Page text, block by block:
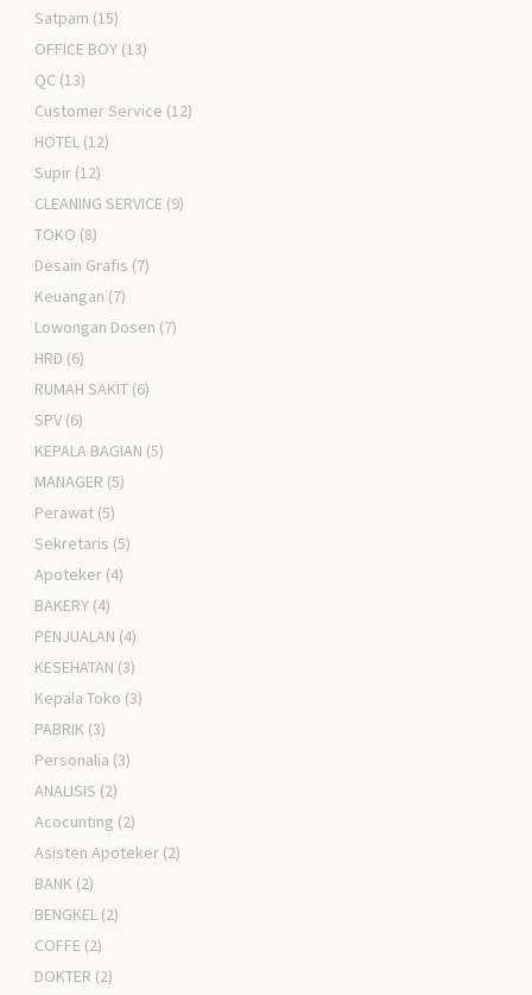
Satpam (15)
OFFICE BOY (13)
QC (13)
Customer Service (12)
HOTEL (12)
Supir (12)
CLEANING SERVICE (9)
TOKO (8)
Desain Grafis (7)
Keuangan (7)
Lowongan Dosen (7)
HRD (6)
RUMAH SAKIT (6)
SPV (6)
KEPALA BAGIAN (5)
MANAGER (5)
Perawat (5)
Sekretaris (5)
Apoteker (4)
BAKERY (4)
PENJUALAN (4)
KESEHATAN (3)
Kepala Toko (3)
PABRIK (3)
Personalia (3)
ANALISIS (2)
Acocunting (2)
Asisten Apoteker (2)
BANK (2)
BENGKEL (2)
COFFE (2)
DOKTER (2)